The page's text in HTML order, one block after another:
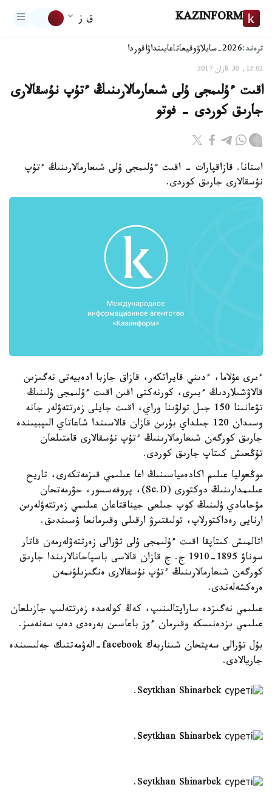
KAZINFORM ق ز
ترەند:2026-سايلاۋ وقيعاتاعايىنداۋاقوردا
12:02, 30 قازان 2017
اقىت ءۇلىمجى ۇلى شىعارمالارىنىڭ ءتۇپ نۇسقالارى
جارىق كوردى - فوتو
استانا. قازاقپارات - اقىت ءۇلىمجى ۇلى شىعارمالارىنىڭ ءتۇپ
نۇسقالارى جارىق كوردى.
ءىرى عۇلاما، ءدىني قايراتكەر، قازاق جازبا ادەبيەتى نەگىزىن
قالاۋشىلاردىڭ ءبىرى، كورنەكتى اقىن اقىت ءۇلىمجى ۇلىنىڭ
تۋعانىنا 150 جىل تولۋىنا وراي، اقىت جايلى زەرتتەۋلەر جانە
وسىدان 120 جىلداي بۇرىن قازان قالاسىندا شاعاتاي الىپبيىندە
جارىق كورگەن شىعارمالارىنىڭ ءتۇپ نۇسقالارى قامتىلعان
تۇڭعىش كىتاپ جارىق كوردى.
موڭعوليا عىلىم اكادەمياسىنىڭ اعا عىلىمي قىزمەتكەرى، تاريح
عىلىمدارىنىڭ دوكتورى (Sc.D)، پروفەسسور، حۋرمەتحان
مۋحامادي ۇلىنىڭ كوپ جىلعى جيناقتاعان عىلىمي زەرتتەۋلەرىن
ارنايى رەداكتورلاپ، تولىقتىرۋ ارقىلى وقىرمانعا ۇسىندىق.
اتالمىش كىتاپقا اقىت ءۇلىمجى ۇلى تۋرالى زەرتتەۋلەرمەن قاتار
سوناۋ 1895-1910 ج. ج قازان قالاسى باسپاحانالارىندا جارىق
كورگەن شىعارمالارىنىڭ ءتۇپ نۇسقالارى ەنگىزىلۋىمەن
ەرەكشەلەندى.
عىلىمي نەگىزدە ساراپتالىنىپ، كەڭ كولەمدە زەرتتەلىپ جازىلعان
عىلىمي ىزدەنىسكە وقىرمان ءوز باعاسىن بەرەدى دەپ سەنەمىز.
بۇل تۋرالى سەيتحان شىناربەك facebook-الەۋمەتتىك جەلىسىندە
جاريالادى.